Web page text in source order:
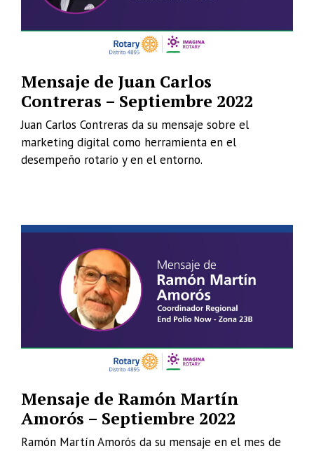
Mensaje de Juan Carlos
Contreras – Septiembre 2022
Juan Carlos Contreras da su mensaje sobre el
marketing digital como herramienta en el
desempeño rotario y en el entorno.
Mensaje de Ramón Martín
Amorós – Septiembre 2022
Ramón Martín Amorós da su mensaje en el mes de